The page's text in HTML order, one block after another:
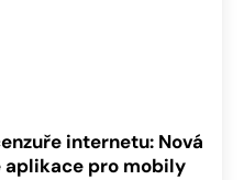
internetu: Nová
aplikace pro mobily